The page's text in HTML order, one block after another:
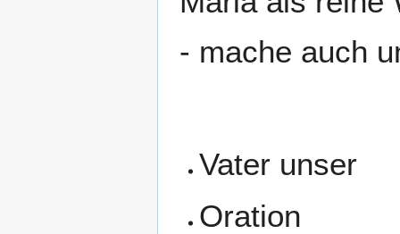
- mache auch
Vater unser
Oration